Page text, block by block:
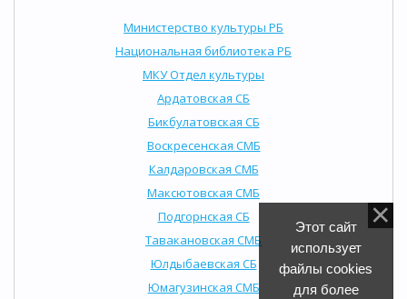
Министерство культуры РБ
Национальная библиотека РБ
МКУ Отдел культуры
Ардатовская СБ
Бикбулатовская СБ
Воскресенская СМБ
Калдаровская СМБ
Максютовская СМБ
Подгорнская СБ
Тавакановская СМБ
Юлдыбаевская СБ
Юмагузинская СМБ
Этот сайт
использует
файлы cookies
для более